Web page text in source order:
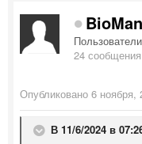
Пользователи
24 сообщения
Опубликовано 6 ноября,
В 11/6/2024 в